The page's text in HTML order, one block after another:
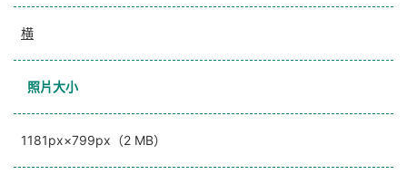
横
照片大小
1181px×799px（2 MB）